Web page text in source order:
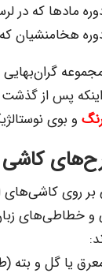
مادها که در
هخامنشیان
پس از گذشت
و بوی
کاشی
روی کاشی‌های
یا گل ‌و بته